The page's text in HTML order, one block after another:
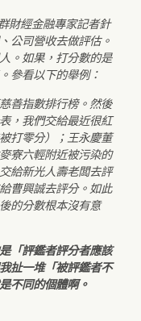
財經金融專家記者針
公司營收去做評估。
。如果，打分數的是
參看以下的舉例：
善指數排行榜。然後
，我們交給最近很紅
打零分）；王永慶董
寮六輕附近被污染的
給新光人壽老闆去評
曹興誠去評分。如此
的分數根本沒有意
「評鑑者評分者應該
扯一堆「被評鑑者不
不同的個體啊。